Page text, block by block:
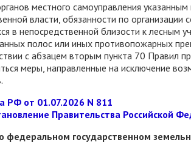
местного самоуправления
власти, обязанности по организации
в непосредственной близости к лесным
полос или иных противопожарных
с абзацем вторым пункта 70 Правил
меры, направленные на исключение
РФ от 01.07.2026 N 811
Правительства Российской
федеральном государственном